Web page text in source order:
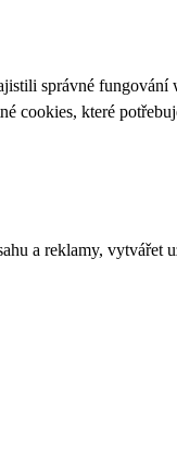
správné
cookies, které
a reklamy,